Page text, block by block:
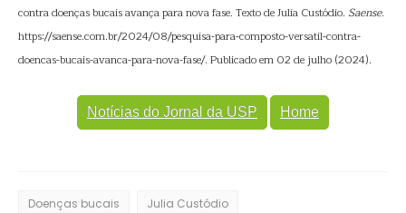
contra doenças bucais avança para nova fase. Texto de Julia Custódio. Saense.
https://saense.com.br/2024/08/pesquisa-para-composto-versatil-contra-
doencas-bucais-avanca-para-nova-fase/. Publicado em 02 de julho (2024).
Notícias do Jornal da USP Home
Doenças bucais Julia Custódio